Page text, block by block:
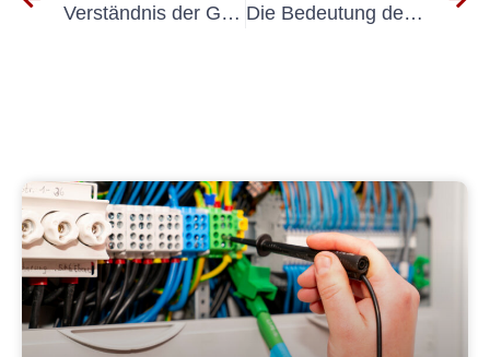
Verständnis der Grundlagen von Arvoritsicherheit UVV: Ein umfassender Leitfaden Die Bedeutung der regelmäßigen Inspektion: Verständnis des Baggers UVV -Akteung